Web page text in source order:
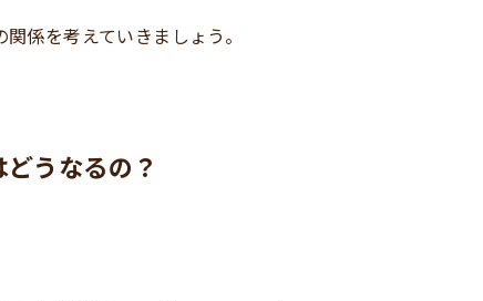
係を考えていきましょう。
うなるの？